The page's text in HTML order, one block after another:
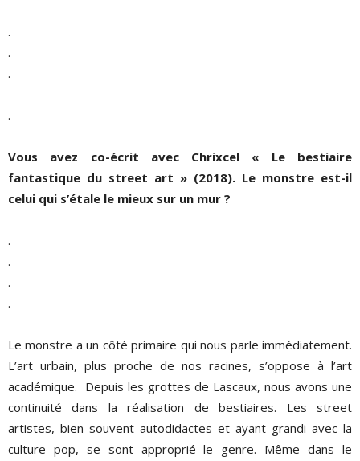
.
.
.
.
Vous avez co-écrit avec Chrixcel « Le bestiaire
fantastique du street art » (2018). Le monstre est-il
celui qui s’étale le mieux sur un mur ?
.
.
.
.
Le monstre a un côté primaire qui nous parle immédiatement.
L’art urbain, plus proche de nos racines, s’oppose à l’art
académique. Depuis les grottes de Lascaux, nous avons une
continuité dans la réalisation de bestiaires. Les street
artistes, bien souvent autodidactes et ayant grandi avec la
culture pop, se sont approprié le genre. Même dans le